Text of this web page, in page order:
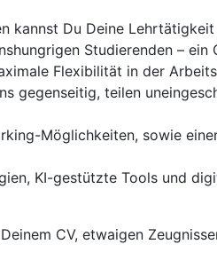
kannst Du Deine
Studierenden –
Flexibilität in der
gegenseitig, teilen
Möglichkeiten, sowie
KI-gestützte Tools und
CV, etwaigen